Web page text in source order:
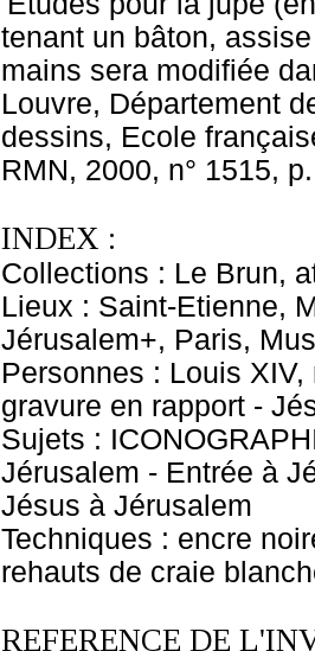
tenant un bâton,
mains sera modifiée
Louvre, Département
dessins, Ecole
RMN, 2000, n° 1515,
INDEX :
Collections : Le Brun,
Lieux : Saint-Etienne,
Jérusalem+, Paris,
Personnes : Louis
gravure en rapport -
Sujets :
Jérusalem - Entrée à
Jésus à Jérusalem
Techniques : encre
rehauts de craie
REFERENCE DE